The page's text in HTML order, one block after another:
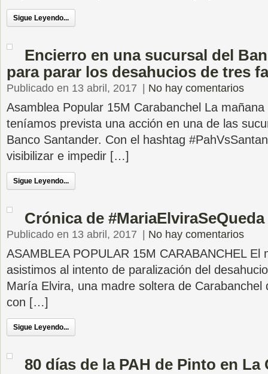
Sigue Leyendo...
Encierro en una sucursal del
para parar los desahucios de tres
Publicado en 13 abril, 2017 No hay comentarios
Asamblea Popular 15M Carabanchel La
teníamos prevista una acción en una de las
Banco Santander. Con el hashtag
visibilizar e impedir […]
Sigue Leyendo...
Crónica de #MariaElviraSeQueda
Publicado en 13 abril, 2017 No hay comentarios
ASAMBLEA POPULAR 15M CARABANCHEL El
asistimos al intento de paralización del
María Elvira, una madre soltera de Carabanchel
con […]
Sigue Leyendo...
80 días de la PAH de Pinto en La